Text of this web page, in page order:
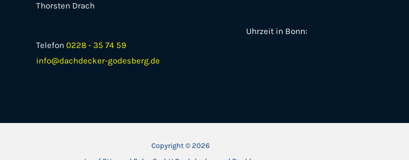
Thorsten Drach
Telefon 0228 - 35 74 59
info@dachdecker-godesberg.de
Uhrzeit in Bonn:
Copyright © 2026